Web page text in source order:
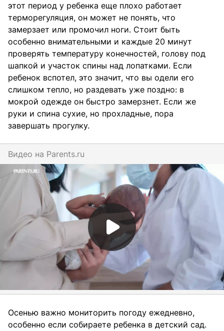
этот период у ребенка еще плохо работает
терморегуляция, он может не понять, что
замерзает или промочил ноги. Стоит быть
особенно внимательными и каждые 20 минут
проверять температуру конечностей, голову под
шапкой и участок спины над лопатками. Если
ребенок вспотел, это значит, что вы одели его
слишком тепло, но раздевать уже поздно: в
мокрой одежде он быстро замерзнет. Если же
руки и спина сухие, но прохладные, пора
завершать прогулку.
Видео на parents.ru
Осенью важно мониторить погоду ежедневно,
особенно если собираете ребенка в детский сад.